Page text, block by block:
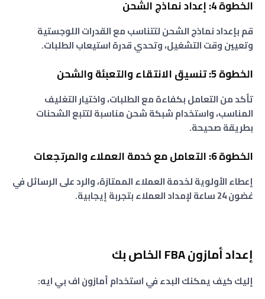
الخطوة 4: إعداد نماذج الشحن
قم بإعداد نماذج الشحن لتتناسب مع القدرات اللوجستية
وتعيين وقت التشغيل، وتحدي قدرة استيعاب الطلبات.
الخطوة 5: تنسيق الانتقاء والتعبئة والشحن
تأكد من التعامل بكفاءة مع الطلبات، واختيار التغليف
المناسب، واستخدام شبكة شحن مناسبة لتتبع الشحنات
بطريقة صحيحة.
الخطوة 6: التعامل مع خدمة العملاء والمرتجعات
إعطاء الأولوية لخدمة العملاء الممتازة، والرد على الرسائل في
غضون 24 ساعة لإمداد العملاء بتجربة إيجابية.
إعداد أمازون FBA الخاص بك
إليك كيف يمكنك البدء في استخدام أمازون اف بي ايه: